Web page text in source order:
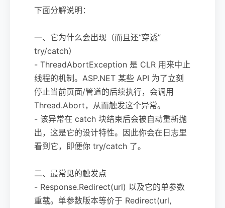
下面分解说明：
一、它为什么会出现（而且还“穿透”
try/catch）
- ThreadAbortException 是 CLR 用来中止
线程的机制。ASP.NET 某些 API 为了立刻
停止当前页面/管道的后续执行，会调用
Thread.Abort，从而触发这个异常。
- 该异常在 catch 块结束后会被自动重新抛
出，这是它的设计特性。因此你会在日志里
看到它，即便你 try/catch 了。
二、最常见的触发点
- Response.Redirect(url) 以及它的单参数
重载。单参数版本等价于 Redirect(url,